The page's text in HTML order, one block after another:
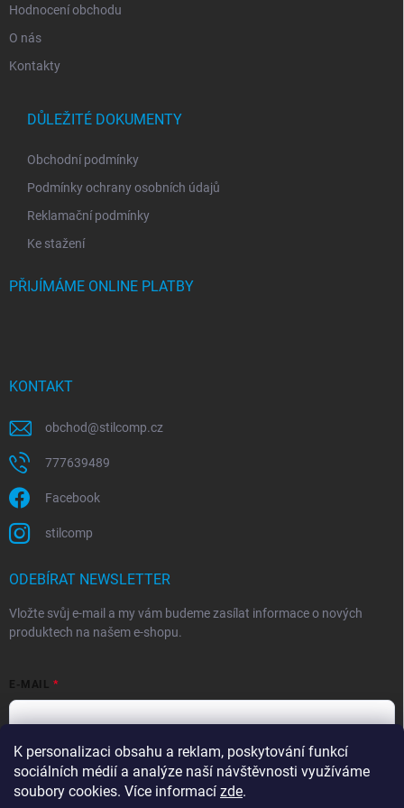
K personalizaci obsahu a reklam, poskytování funkcí
sociálních médií a analýze naší návštěvnosti využíváme
soubory cookies. Více informací zde.
Hodnocení obchodu
O nás
Kontakty
DŮLEŽITÉ DOKUMENTY
Obchodní podmínky
Podmínky ochrany osobních údajů
Reklamační podmínky
Ke stažení
PŘIJÍMÁME ONLINE PLATBY
KONTAKT
obchod@stilcomp.cz
777639489
Facebook
stilcomp
ODEBÍRAT NEWSLETTER
Vložte svůj e-mail a my vám budeme zasílat informace o nových
produktech na našem e-shopu.
E-MAIL
Souhlasím spodmínkami ochrany osobních údajů
Přihlásit se